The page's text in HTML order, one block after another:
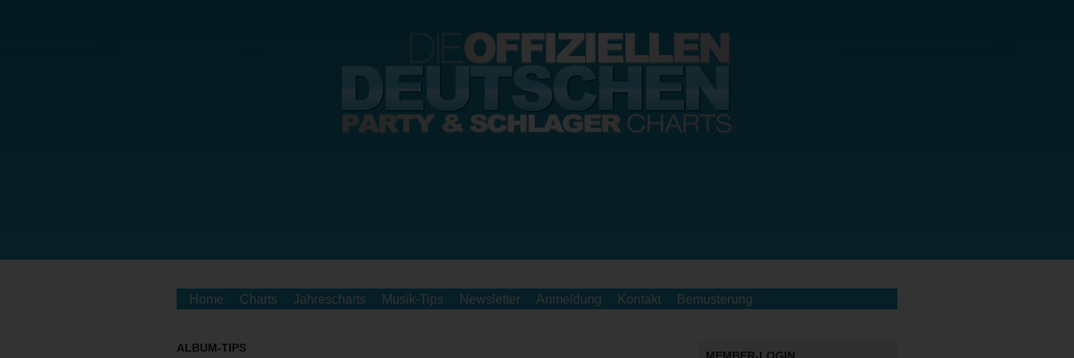
Home Charts Jahrescharts Musik-Tips Newsletter Anmeldung Kontakt Bemusterung
ALBUM-TIPS